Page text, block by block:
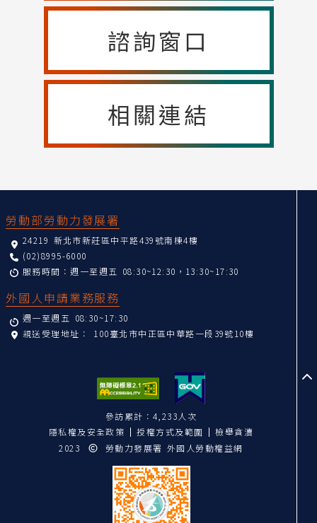
諮詢窗口
相關連結
勞動部勞動力發展署
24219 新北市新莊區中平路439號南棟4樓
(02)8995-6000
服務時間：週一至週五 08:30~12:30，13:30~17:30
外國人申請業務服務
週一至週五 08:30~17:30
親送受理地址： 100臺北市中正區中華路一段39號10樓
參訪累計：4,233人次
隱私權及安全政策
授權方式及範圍
檢舉貪瀆
2023
勞動力發展署 外國人勞動權益網
至